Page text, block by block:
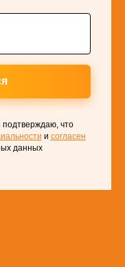
подтверждаю, что
и согласен
данных